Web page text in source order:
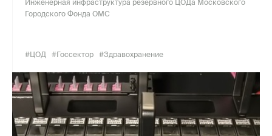
Инженерная инфраструктура резервного ЦОДа Московского
Городского Фонда ОМС
#ЦОД #Госсектор #Здравохранение